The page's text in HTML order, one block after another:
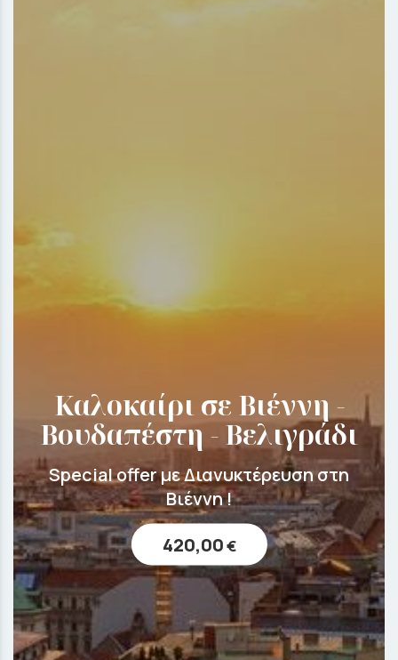
Καλοκαίρι σε Βιέννη -
Βουδαπέστη - Βελιγράδι
Special offer με Διανυκτέρευση στη
Βιέννη !
420,00